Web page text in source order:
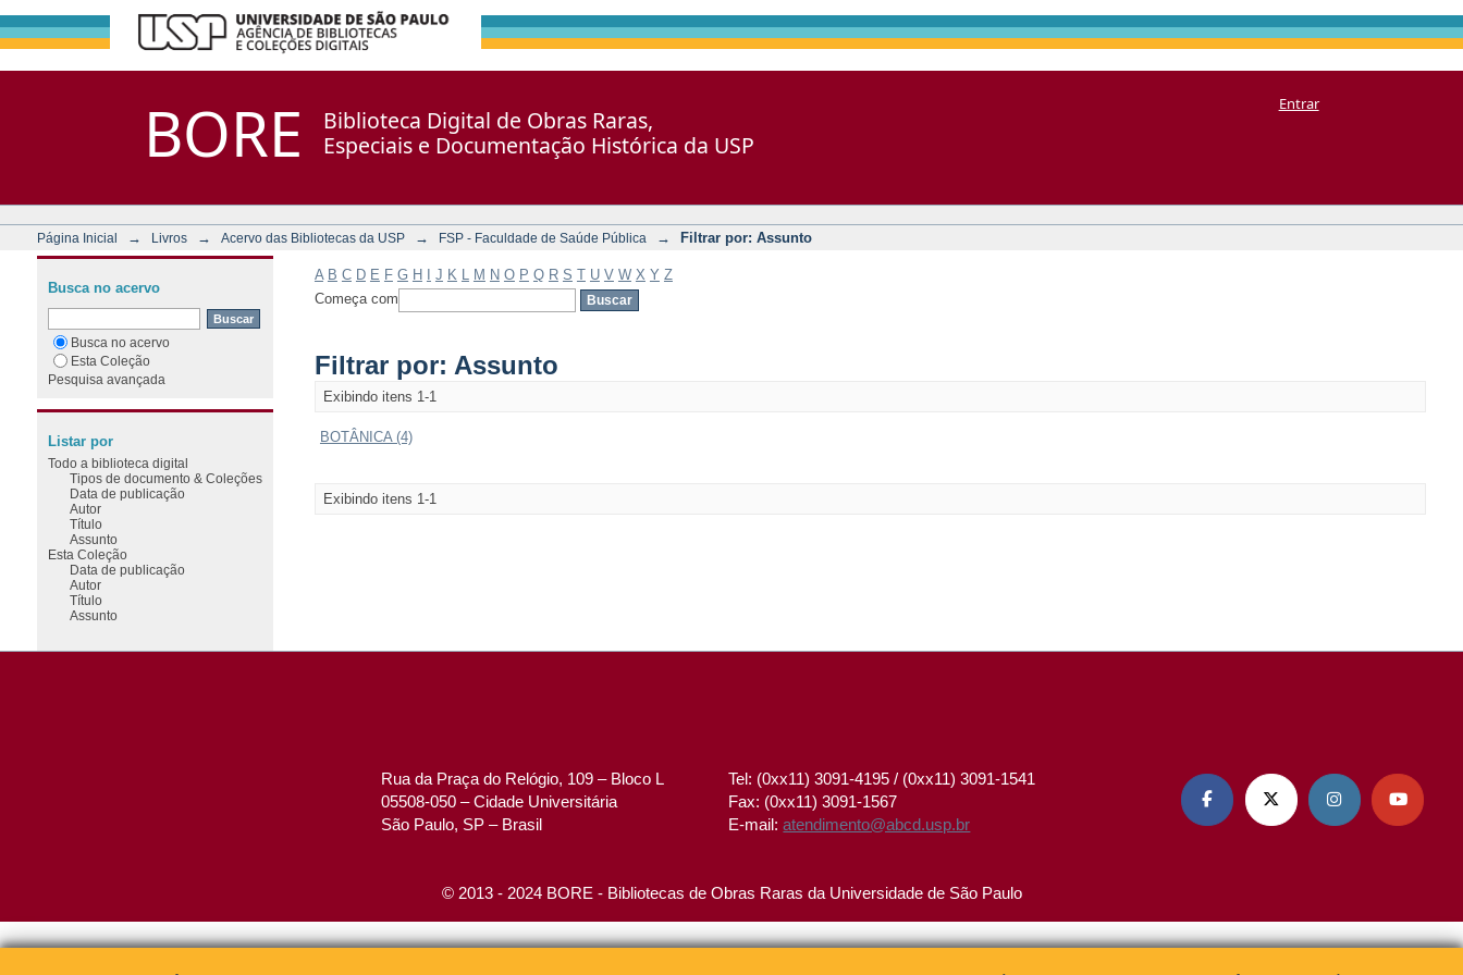
BORE
Biblioteca Digital de Obras Raras,
Especiais e Documentação Histórica da USP
Entrar
Página Inicial → Livros → Acervo das Bibliotecas da USP → FSP - Faculdade de Saúde Pública → Filtrar por: Assunto
A B C D E F G H J K M N O P Q R S T U V W X Y Z
Começa com
Filtrar por: Assunto
Exibindo itens 1-1
BOTÂNICA (4)
Exibindo itens 1-1
Busca no acervo
Busca no acervo
Esta Coleção
Pesquisa avançada
Listar por
Todo a biblioteca digital
Tipos de documento & Coleções
Data de publicação
Autor
Título
Assunto
Esta Coleção
Data de publicação
Autor
Título
Assunto
Rua da Praça do Relógio, 109 – Bloco L
05508-050 – Cidade Universitária
São Paulo, SP – Brasil
Tel: (0xx11) 3091-4195 / (0xx11) 3091-1541
Fax: (0xx11) 3091-1567
E-mail:atendimento@abcd.usp.br
   
© 2013 - 2024 BORE - Bibliotecas de Obras Raras da Universidade de São Paulo